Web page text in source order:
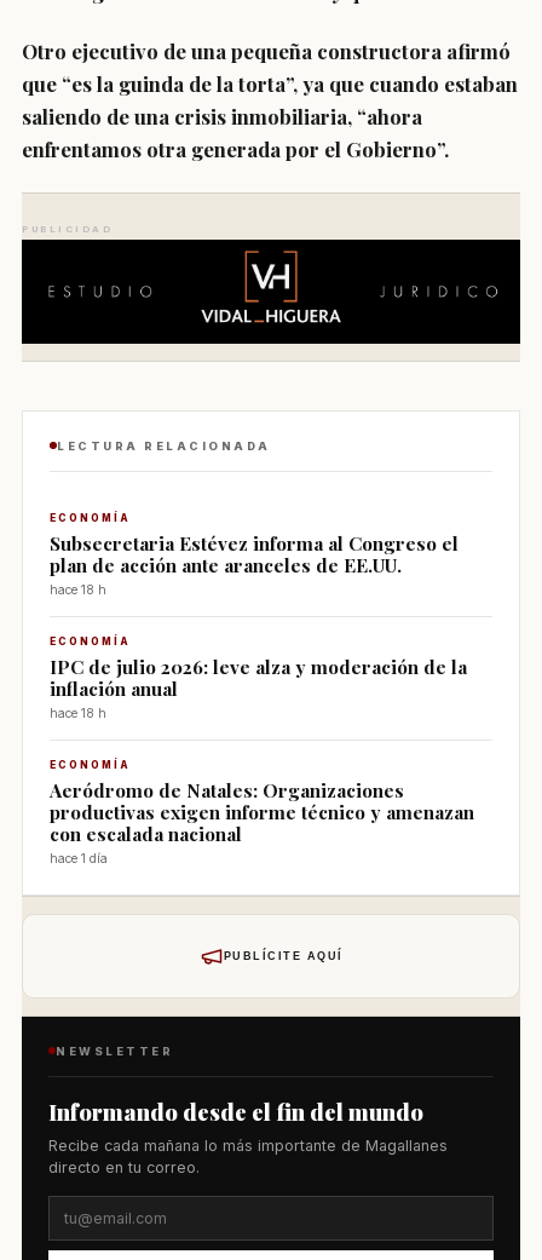
Otro ejecutivo de una pequeña constructora afirmó
que “es la guinda de la torta”, ya que cuando estaban
saliendo de una crisis inmobiliaria, “ahora
enfrentamos otra generada por el Gobierno”.
PUBLICIDAD
LECTURA RELACIONADA
ECONOMÍA
Subsecretaria Estévez informa al Congreso el
plan de acción ante aranceles de EE.UU.
hace 18 h
ECONOMÍA
IPC de julio 2026: leve alza y moderación de la
inflación anual
hace 18 h
ECONOMÍA
Aeródromo de Natales: Organizaciones
productivas exigen informe técnico y amenazan
con escalada nacional
hace 1 día
PUBLÍCITE AQUÍ
NEWSLETTER
Informando desde el fin del mundo
Recibe cada mañana lo más importante de Magallanes
directo en tu correo.